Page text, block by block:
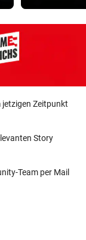
jetzigen Zeitpunkt
Story
Team per Mail